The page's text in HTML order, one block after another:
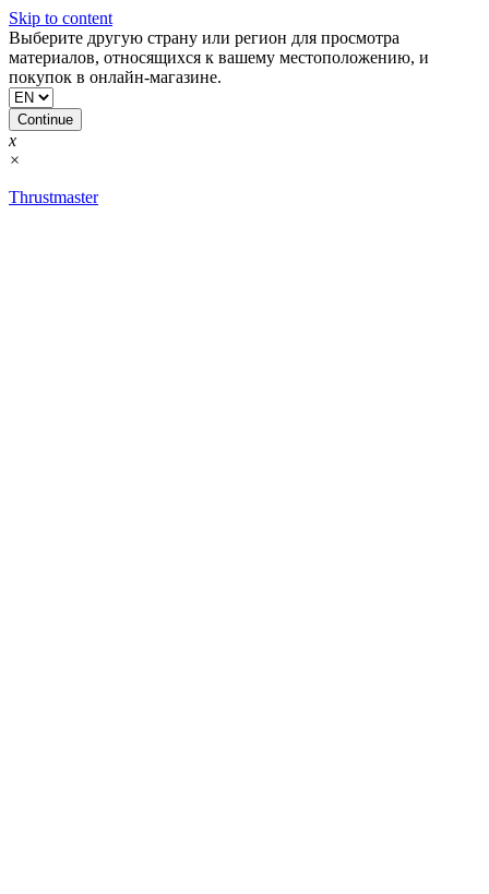
Skip to content
Выберите другую страну или регион для просмотра
материалов, относящихся к вашему местоположению, и
покупок в онлайн-магазине.
Continue
x
×
Thrustmaster